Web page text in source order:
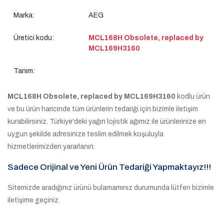
Marka: AEG
Üretici kodu:
MCL168H Obsolete, replaced by
MCL169H3160
Tanım:
MCL168H Obsolete, replaced by MCL169H3160 kodlu ürün
ve bu ürün haricinde tüm ürünlerin tedariği için bizimle iletişim
kurabilirsiniz. Türkiye'deki yağın lojistik ağımız ile ürünlerinize en
uygun şekilde adresinize teslim edilmek koşuluyla
hizmetlerimizden yararlanın.
Sadece Orijinal ve Yeni Ürün Tedariği Yapmaktayız!!!
Sitemizde aradığınız ürünü bulamamınız durumunda lütfen bizimle
iletişime geçiniz.